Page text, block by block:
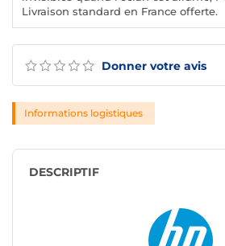
Donner votre avis
Livraison standard en France offerte.
Informations logistiques
DESCRIPTIF